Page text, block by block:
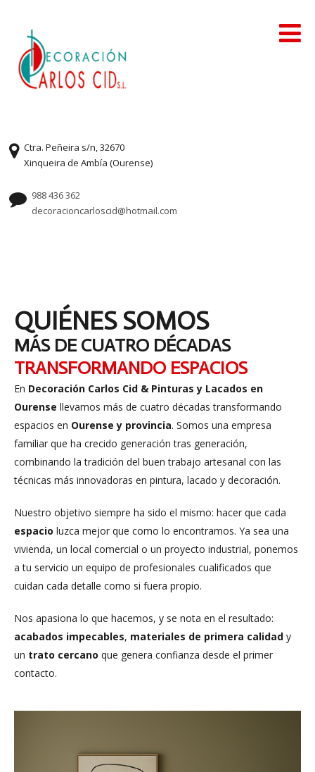
Ctra. Peñeira s/n, 32670
Xinqueira de Ambía (Ourense)
988 436 362
decoracioncarloscid@hotmail.com
QUIÉNES SOMOS
MÁS DE CUATRO DÉCADAS
TRANSFORMANDO ESPACIOS
En Decoración Carlos Cid & Pinturas y Lacados en
Ourense llevamos más de cuatro décadas transformando
espacios en Ourense y provincia. Somos una empresa
familiar que ha crecido generación tras generación,
combinando la tradición del buen trabajo artesanal con las
técnicas más innovadoras en pintura, lacado y decoración.
Nuestro objetivo siempre ha sido el mismo: hacer que cada
espacio luzca mejor que como lo encontramos. Ya sea una
vivienda, un local comercial o un proyecto industrial, ponemos
a tu servicio un equipo de profesionales cualificados que
cuidan cada detalle como si fuera propio.
Nos apasiona lo que hacemos, y se nota en el resultado:
acabados impecables, materiales de primera calidad y
un trato cercano que genera confianza desde el primer
contacto.